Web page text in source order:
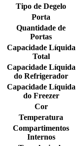
Tipo de Degelo
Porta
Quantidade de
Portas
Capacidade Líquida
Total
Capacidade Líquida
do Refrigerador
Capacidade Líquida
do Freezer
Cor
Temperatura
Compartimentos
Internos